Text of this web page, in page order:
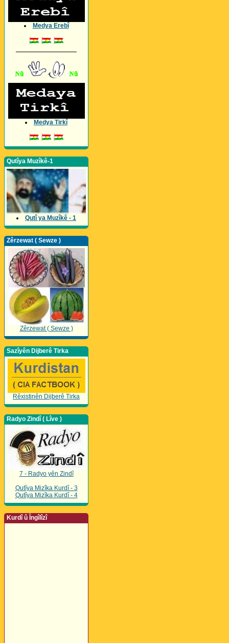
Medya Erebî
Medya Tirkî
Qutîya Muzîkê-1
Qutî ya Muzîkê - 1
Zêrzewat ( Sewze )
Zêrzewat ( Sewze )
Sazîyên Dijberê Tirka
Rêxistinên Dijberê Tirka
Radyo Zindî ( Lîve )
7 - Radyo yên Zindî
Qutîya Mizîka Kurdî - 3
Qutîya Mizîka Kurdî - 4
Kurdî û Îngîlîzî